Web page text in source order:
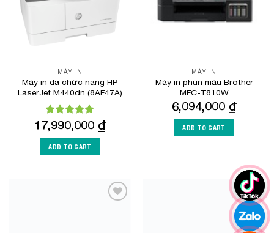
MÁY IN
Máy in đa chức năng HP
LaserJet M440dn (8AF47A)
Rated 5.00
out of 5
17,990,000 ₫
ADD TO CART
MÁY IN
Máy in phun màu Brother
MFC-T810W
6,094,000 ₫
ADD TO CART
Add to
Wishlist